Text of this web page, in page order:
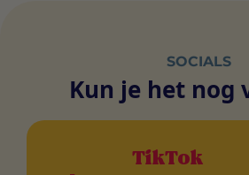
SOCIALS
Kun je het nog
TikTok